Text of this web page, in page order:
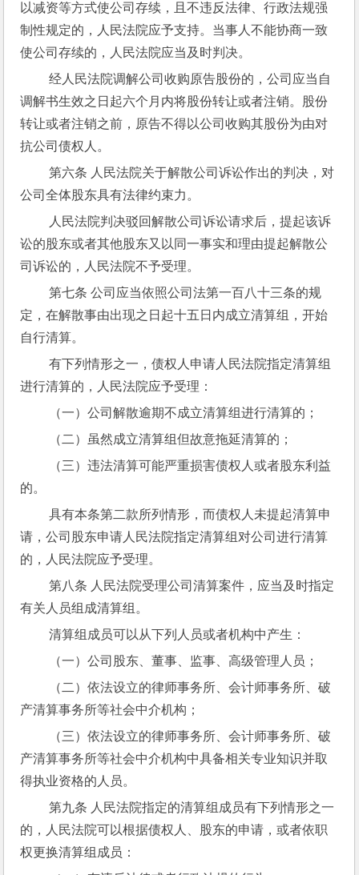
以减资等方式使公司存续，且不违反法律、行政法规强
制性规定的，人民法院应予支持。当事人不能协商一致
使公司存续的，人民法院应当及时判决。
经人民法院调解公司收购原告股份的，公司应当自
调解书生效之日起六个月内将股份转让或者注销。股份
转让或者注销之前，原告不得以公司收购其股份为由对
抗公司债权人。
第六条 人民法院关于解散公司诉讼作出的判决，对
公司全体股东具有法律约束力。
讼的股东或者其他股东又以同一事实和理由提起解散公
司诉讼的，人民法院不予受理。
第七条 公司应当依照公司法第一百八十三条的规
定，在解散事由出现之日起十五日内成立清算组，开始
自行清算。
有下列情形之一，债权人申请人民法院指定清算组
进行清算的，人民法院应予受理：
（一）公司解散逾期不成立清算组进行清算的；
（二）虽然成立清算组但故意拖延清算的；
的。
具有本条第二款所列情形，而债权人未提起清算申
请，公司股东申请人民法院指定清算组对公司进行清算
的，人民法院应予受理。
第八条 人民法院受理公司清算案件，应当及时指定
有关人员组成清算组。
清算组成员可以从下列人员或者机构中产生：
（一）公司股东、董事、监事、高级管理人员；
产清算事务所等社会中介机构；
产清算事务所等社会中介机构中具备相关专业知识并取
得执业资格的人员。
第九条 人民法院指定的清算组成员有下列情形之一
的，人民法院可以根据债权人、股东的申请，或者依职
权更换清算组成员：